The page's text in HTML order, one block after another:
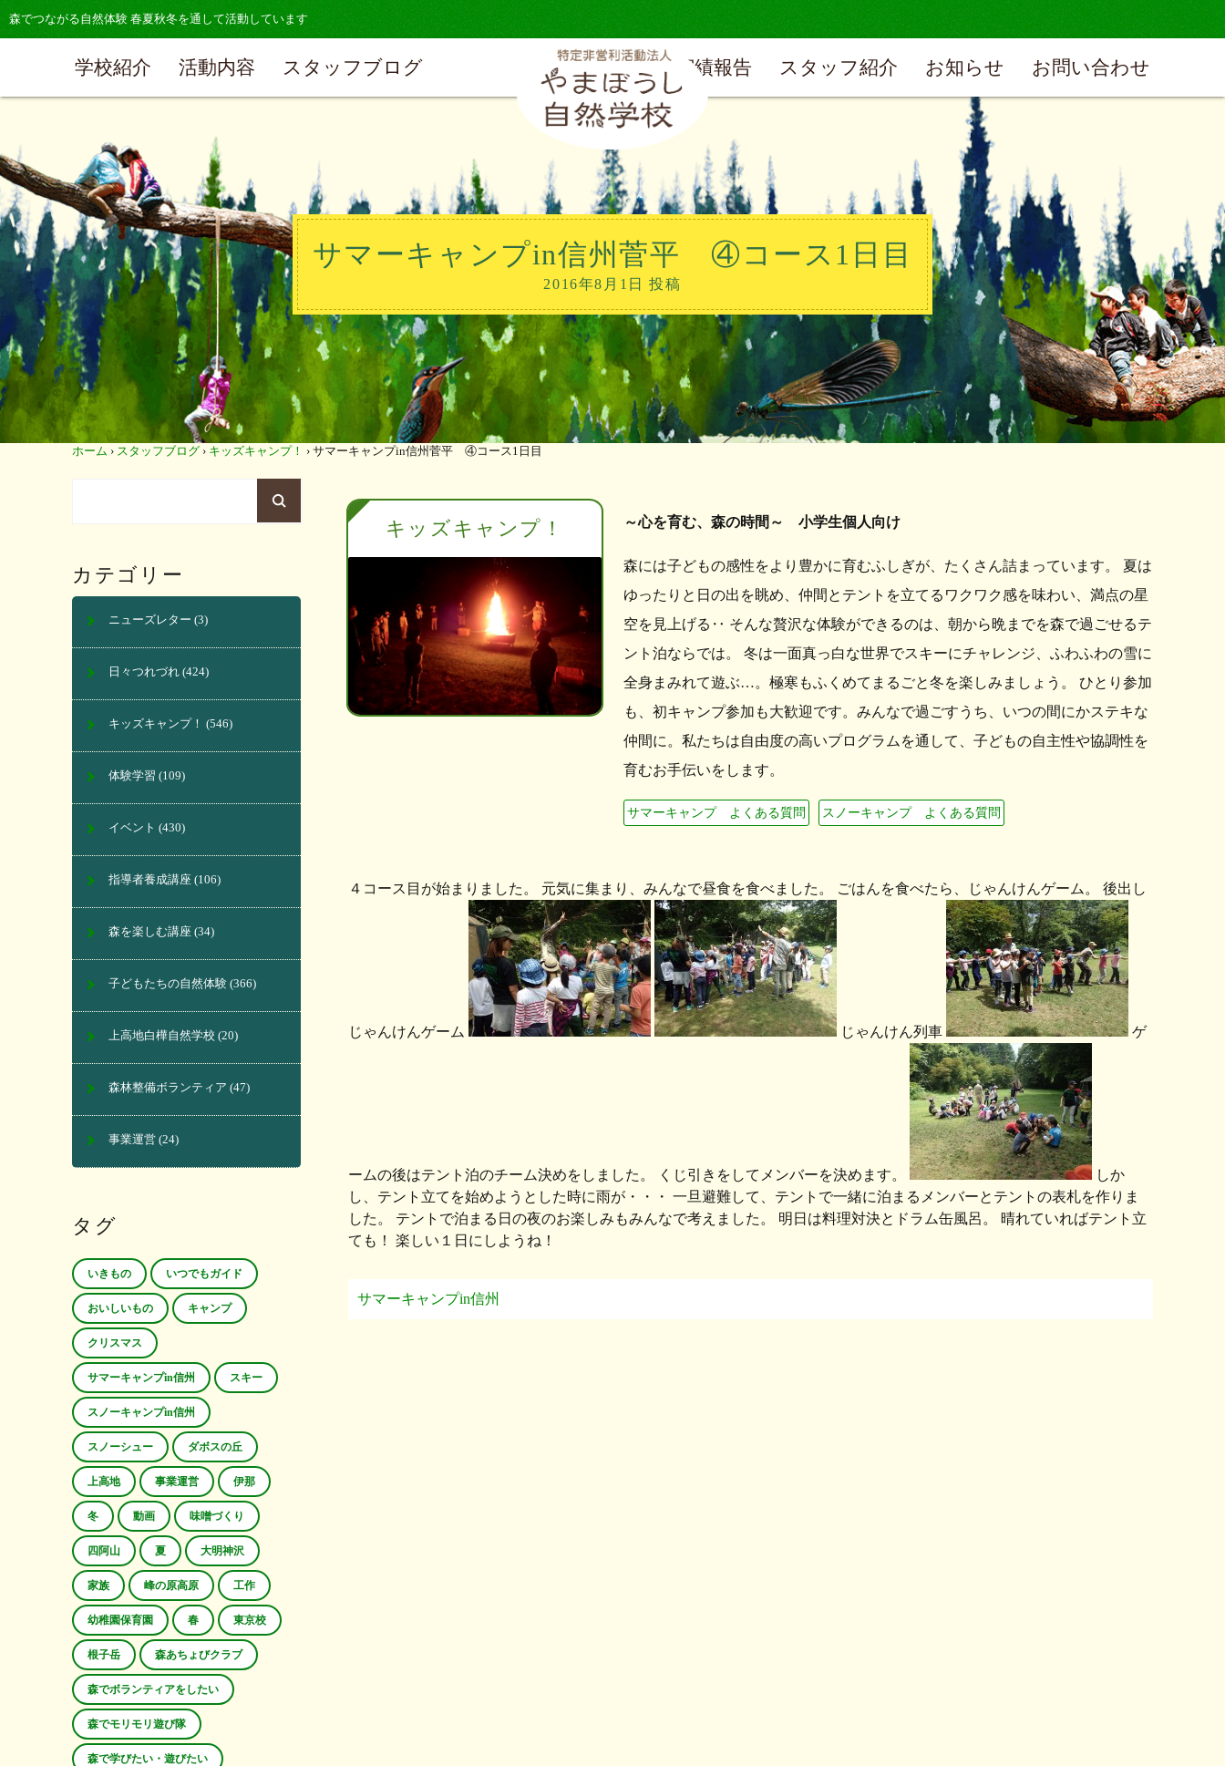
森でつながる自然体験 春夏秋冬を通して活動しています
学校紹介 活動内容 スタッフブログ 実績報告 スタッフ紹介 お知らせ お問い合わせ
サマーキャンプin信州菅平 ④コース1日目
2016年8月1日 投稿
ホーム › スタッフブログ › キッズキャンプ！ › サマーキャンプin信州菅平 ④コース1日目
キッズキャンプ！ ～心を育む、森の時間～ 小学生個人向け
森には子どもの感性をより豊かに育むふしぎが、たくさん詰まっています。 夏は
ゆったりと日の出を眺め、仲間とテントを立てるワクワク感を味わい、満点の星
空を見上げる‥ そんな贅沢な体験ができるのは、朝から晩までを森で過ごせるテ
ント泊ならでは。 冬は一面真っ白な世界でスキーにチャレンジ、ふわふわの雪に
全身まみれて遊ぶ…。極寒もふくめてまるごと冬を楽しみましょう。 ひとり参加
も、初キャンプ参加も大歓迎です。みんなで過ごすうち、いつの間にかステキな
仲間に。私たちは自由度の高いプログラムを通して、子どもの自主性や協調性を
育むお手伝いをします。
サマーキャンプ よくある質問 スノーキャンプ よくある質問
４コース目が始まりました。 元気に集まり、みんなで昼食を食べました。 ごはんを食べたら、じゃんけんゲーム。 後出し
じゃんけんゲーム じゃんけん列車 ゲ
ームの後はテント泊のチーム決めをしました。 くじ引きをしてメンバーを決めます。
しか
し、テント立てを始めようとした時に雨が・・・ 一旦避難して、テントで一緒に泊まるメンバーとテントの表札を作りま
した。 テントで泊まる日の夜のお楽しみもみんなで考えました。 明日は料理対決とドラム缶風呂。 晴れていればテント立
ても！ 楽しい１日にしようね！
サマーキャンプin信州
カテゴリー
ニューズレター (3)
日々つれづれ (424)
キッズキャンプ！ (546)
体験学習 (109)
イベント (430)
指導者養成講座 (106)
森を楽しむ講座 (34)
子どもたちの自然体験 (366)
上高地白樺自然学校 (20)
森林整備ボランティア (47)
事業運営 (24)
タグ
いきもの いつでもガイド
おいしいもの キャンプ
クリスマス
サマーキャンプin信州 スキー
スノーキャンプin信州
スノーシュー ダボスの丘
上高地 事業運営 伊那
冬 動画 味噌づくり
四阿山 夏 大明神沢
家族 峰の原高原 工作
幼稚園保育園 春 東京校
根子岳 森あちょびクラブ
森でボランティアをしたい
森でモリモリ遊び隊
森で学びたい・遊びたい